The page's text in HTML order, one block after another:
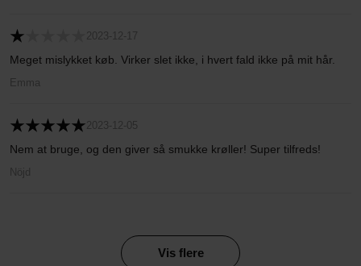
2023-12-17
Meget mislykket køb. Virker slet ikke, i hvert fald ikke på mit hår.
Emma
2023-12-05
Nem at bruge, og den giver så smukke krøller! Super tilfreds!
Nöjd
Vis flere